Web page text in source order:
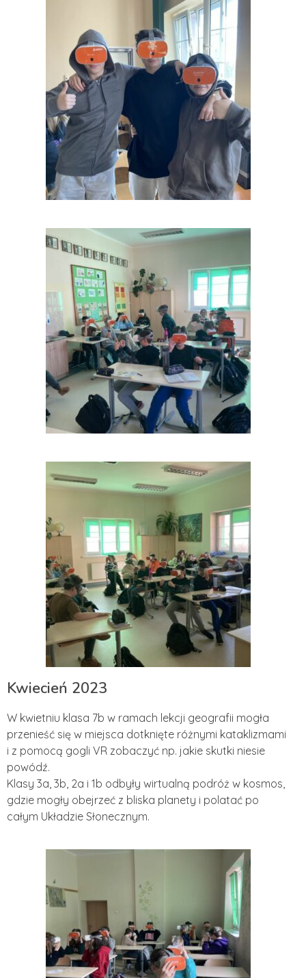
Kwiecień 2023
W kwietniu klasa 7b w ramach lekcji geografii mogła
przenieść się w miejsca dotknięte różnymi kataklizmami
i z pomocą gogli VR zobaczyć np. jakie skutki niesie
powódź.
Klasy 3a, 3b, 2a i 1b odbyły wirtualną podróż w kosmos,
gdzie mogły obejrzeć z bliska planety i polatać po
całym Układzie Słonecznym.